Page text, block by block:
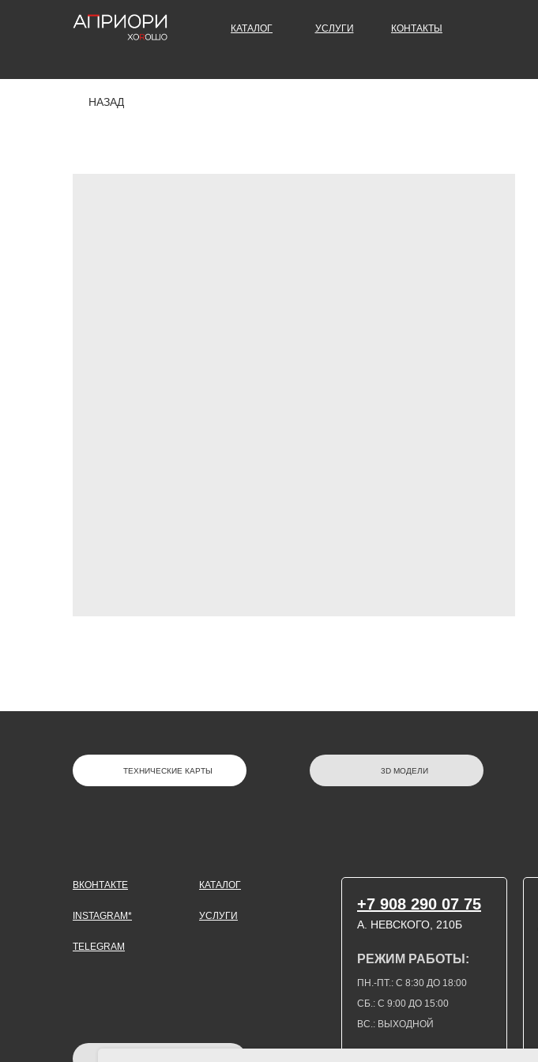
КОНТАКТЫ
УСЛУГИ
КАТАЛОГ
НАЗАД
3D МОДЕЛИ
ТЕХНИЧЕСКИЕ КАРТЫ
TELEGRAM
INSTAGRAM*
ВКОНТАКТЕ
ВС.: ВЫХОДНОЙ
СБ.: С 9:00 ДО 15:00
ПН.-ПТ.: С 8:30 ДО 18:00
А. НЕВСКОГО, 210Б
УСЛУГИ
РЕЖИМ РАБОТЫ:
+7 908 290 07 75
КАТАЛОГ